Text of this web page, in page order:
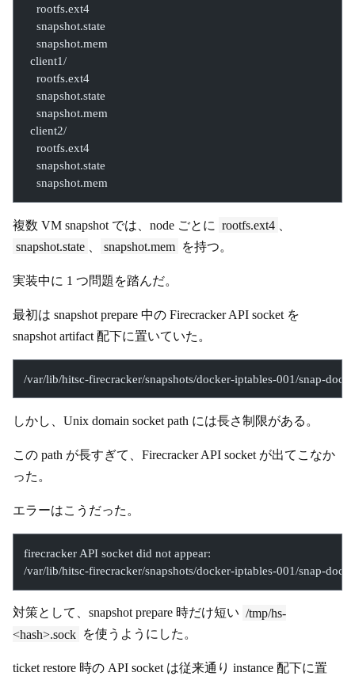
    rootfs.ext4
    snapshot.state
    snapshot.mem
  client1/
    rootfs.ext4
    snapshot.state
    snapshot.mem
  client2/
    rootfs.ext4
    snapshot.state
    snapshot.mem
複数 VM snapshot では、node ごとに rootfs.ext4
snapshot.state
snapshot.mem を持つ。
実装中に 1 つ問題を踏んだ。
最初は snapshot prepare 中の Firecracker API socket を
snapshot artifact 配下に置いていた。
/var/lib/hitsc-firecracker/snapshots/docker-iptables-001/snap-
しかし、Unix domain socket path には長さ制限がある。
この path が長すぎて、Firecracker API socket が出てこなか
った。
エラーはこうだった。
firecracker API socket did not appear:
/var/lib/hitsc-firecracker/snapshots/docker-iptables-001/snap-
対策として、snapshot prepare 時だけ短い /tmp/hs-
<hash>.sock を使うようにした。
ticket restore 時の API socket は従来通り instance 配下に置